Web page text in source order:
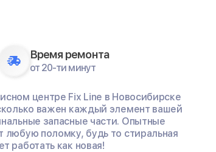
Время ремонта
от 20-ти минут
центре Fix Line в Новосибирске
важен каждый элемент вашей
запасные части. Опытные
любую поломку, будь то стиральная
работать как новая!